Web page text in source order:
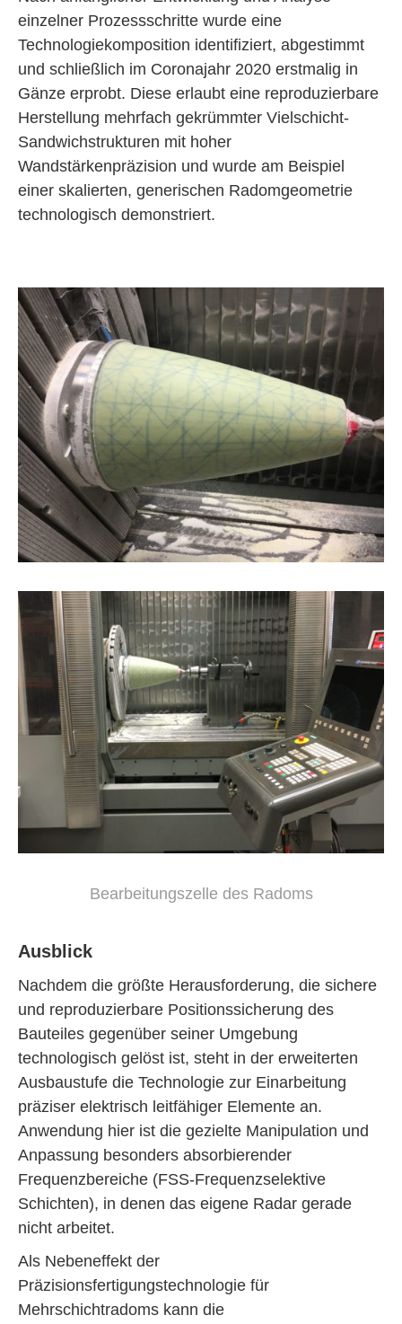
einzelner Prozess­schritte wurde eine
Technologiekomposition identifiziert, abgestimmt
und schließlich im Coronajahr 2020 erstmalig in
Gänze erprobt. Diese erlaubt eine reproduzierbare
Herstellung mehrfach gekrümmter Vielschicht-
Sandwichstrukturen mit hoher
Wandstärkenpräzision und wurde am Beispiel
einer skalierten, generischen Radomgeometrie
technologisch demonstriert.
Bearbeitungszelle des Radoms
Ausblick
Nachdem die größte Herausforderung, die sichere
und reproduzierbare Positionssicherung des
Bauteiles gegenüber seiner Umgebung
technologisch gelöst ist, steht in der erweiterten
Ausbaustufe die Technologie zur Einarbeitung
präziser elektrisch leitfähiger Elemente an.
Anwendung hier ist die gezielte Manipulation und
Anpassung besonders absorbierender
Frequenzbereiche (FSS-Frequenzselektive
Schichten), in denen das eigene Radar gerade
nicht arbeitet.
Als Nebeneffekt der
Präzisionsfertigungstechnologie für
Mehrschichtradoms kann die